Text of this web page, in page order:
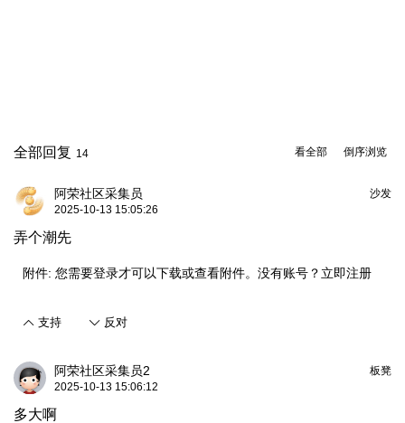
倒序浏览
看全部
全部回复 14
沙发
阿荣社区采集员
2025-10-13 15:05:26
弄个潮先
附件: 您需要登录才可以下载或查看附件。没有账号？ 立即注册
支持 反对
板凳
阿荣社区采集员2
2025-10-13 15:06:12
多大啊